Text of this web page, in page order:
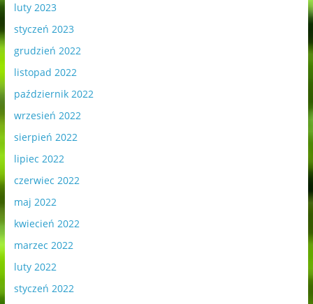
luty 2023
styczeń 2023
grudzień 2022
listopad 2022
październik 2022
wrzesień 2022
sierpień 2022
lipiec 2022
czerwiec 2022
maj 2022
kwiecień 2022
marzec 2022
luty 2022
styczeń 2022